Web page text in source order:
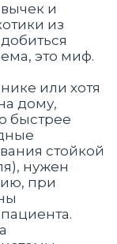
и
из
это миф.
или хотя
дому,
быстрее
стойкой
нужен
при